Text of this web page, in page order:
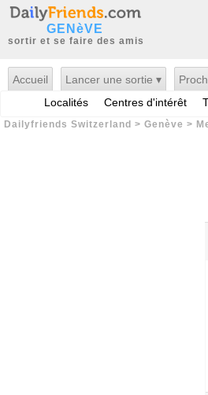
GENèVE
sortir et se faire des amis
Accueil Lancer une sortie ▾
Localités
Centres d'intérêt
Dailyfriends Switzerland > Genève >